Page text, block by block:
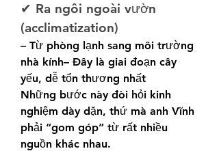
✔ Ra ngôi ngoài vườn
(acclimatization)
– Từ phòng lạnh sang môi trường
nhà kính– Đây là giai đoạn cây
yếu, dễ tổn thương nhất
Những bước này đòi hỏi kinh
nghiệm dày dặn, thứ mà anh Vĩnh
phải “gom góp” từ rất nhiều
nguồn khác nhau.